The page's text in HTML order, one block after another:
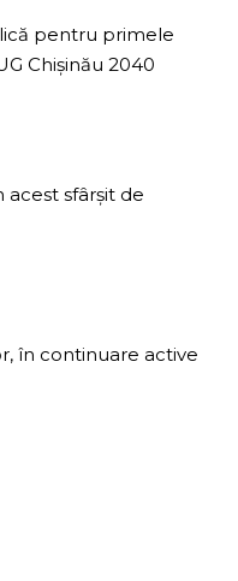
pentru primele
Chișinău 2040
acest sfârșit de
în continuare active